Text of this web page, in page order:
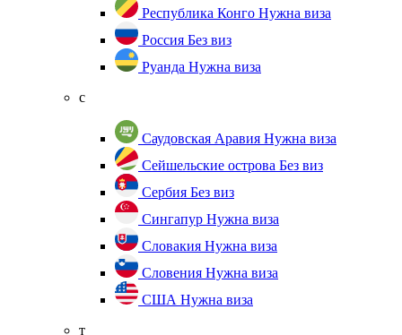
Республика Конго Нужна виза
Россия Без виз
Руанда Нужна виза
с
Саудовская Аравия Нужна виза
Сейшельские острова Без виз
Сербия Без виз
Сингапур Нужна виза
Словакия Нужна виза
Словения Нужна виза
США Нужна виза
т